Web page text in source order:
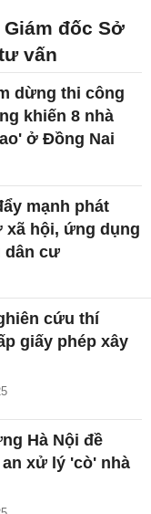
đốc Sở
vấn
dừng thi công
khiến 8 nhà
ở Đồng Nai
mạnh phát
xã hội, ứng dụng
dân cư
cứu thí
giấy phép xây
Hà Nội đề
xử lý 'cò' nhà